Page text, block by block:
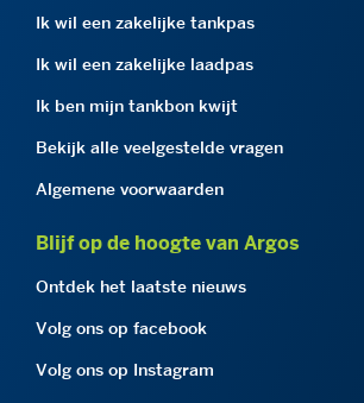
Ik wil een zakelijke tankpas
Ik wil een zakelijke laadpas
Ik ben mijn tankbon kwijt
Bekijk alle veelgestelde vragen
Algemene voorwaarden
Blijf op de hoogte van Argos
Ontdek het laatste nieuws
Volg ons op facebook
Volg ons op Instagram